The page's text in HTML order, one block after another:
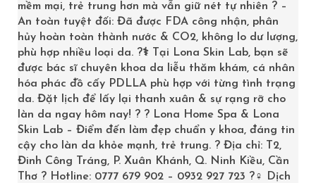
TẮM TRẮNG TẢO
5.00
based on
customer
ratings
1,250,000₫
ADD TO CART
mềm mại, trẻ trung hơn mà vẫn giữ nét tự nhiên ? –
An toàn tuyệt đối: Đã được FDA công nhận, phân
hủy hoàn toàn thành nước & CO2, không lo dư lượng,
phù hợp nhiều loại da. ?‍⚕️ Tại Lona Skin Lab, bạn sẽ
được bác sĩ chuyên khoa da liễu thăm khám, cá nhân
hóa phác đồ cấy PDLLA phù hợp với từng tình trạng
da. Đặt lịch để lấy lại thanh xuân & sự rạng rỡ cho
làn da ngay hôm nay! ? ? Lona Home Spa & Lona
Skin Lab – Điểm đến làm đẹp chuẩn y khoa, đáng tin
cậy cho làn da khỏe mạnh, trẻ trung. ? Địa chỉ: T2,
Đinh Công Tráng, P. Xuân Khánh, Q. Ninh Kiều, Cần
Thơ ? Hotline: 0777 679 902 – 0932 927 723 ?‍♀️ Dịch